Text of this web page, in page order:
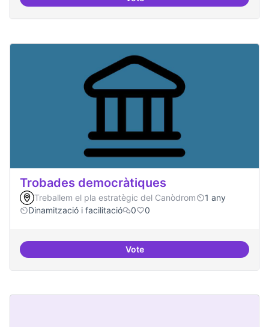
Un espai d'utopies
Trobades democràtiques
Treballem el pla estratègic del Canòdrom
1 any
Dinamització i facilitació
0 0
VoteTrobades democràtiques